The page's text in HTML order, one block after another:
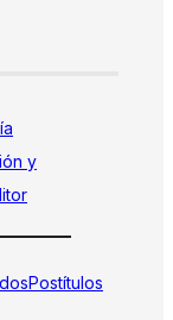
y
Postítulos